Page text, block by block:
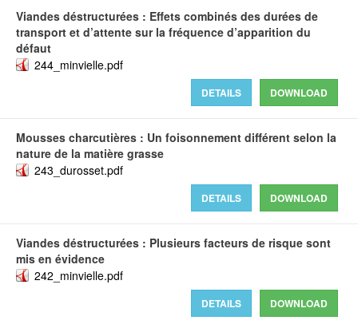
Viandes déstructurées : Effets combinés des durées de
transport et d’attente sur la fréquence d’apparition du
défaut
244_minvielle.pdf
DOWNLOAD
DETAILS
Mousses charcutières : Un foisonnement différent selon la
nature de la matière grasse
243_durosset.pdf
DOWNLOAD
DETAILS
Viandes déstructurées : Plusieurs facteurs de risque sont
mis en évidence
242_minvielle.pdf
DOWNLOAD
DETAILS